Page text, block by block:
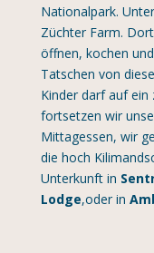
Nationalpark.
Züchter Farm.
öffnen, kochen
Tatschen von
Kinder darf auf ein
fortsetzen wir
Mittagessen, wir
die hoch
Unterkunft in
Lodge,oder in